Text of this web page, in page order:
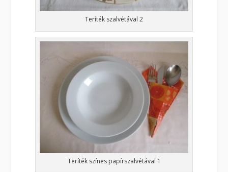
Teríték szalvétával 2
Teríték színes papírszalvétával 1